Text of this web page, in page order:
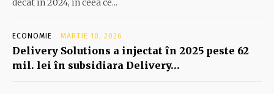
ECONOMIE MARTIE 10, 2026
Delivery Solutions a injectat în 2025 peste 62
mil. lei în subsidiara Delivery…